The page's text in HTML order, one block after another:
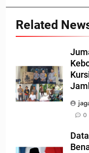
Related
0